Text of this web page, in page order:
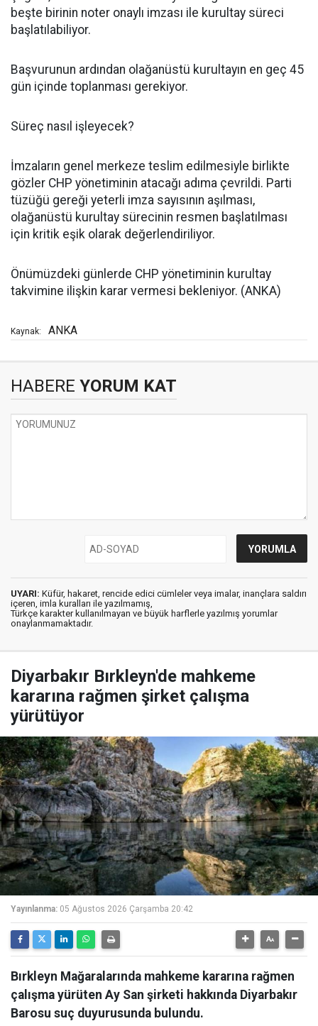
beşte birinin noter onaylı imzası ile kurultay süreci
başlatılabiliyor.
Başvurunun ardından olağanüstü kurultayın en geç 45
gün içinde toplanması gerekiyor.
Süreç nasıl işleyecek?
İmzaların genel merkeze teslim edilmesiyle birlikte
gözler CHP yönetiminin atacağı adıma çevrildi. Parti
tüzüğü gereği yeterli imza sayısının aşılması,
olağanüstü kurultay sürecinin resmen başlatılması
için kritik eşik olarak değerlendiriliyor.
Önümüzdeki günlerde CHP yönetiminin kurultay
takvimine ilişkin karar vermesi bekleniyor. (ANKA)
Kaynak: ANKA
HABERE YORUM KAT
UYARI: Küfür, hakaret, rencide edici cümleler veya imalar, inançlara saldırı
içeren, imla kuralları ile yazılmamış,
Türkçe karakter kullanılmayan ve büyük harflerle yazılmış yorumlar
onaylanmamaktadır.
Diyarbakır Bırkleyn'de mahkeme
kararına rağmen şirket çalışma
yürütüyor
Yayınlanma: 05 Ağustos 2026 Çarşamba 20:42
Bırkleyn Mağaralarında mahkeme kararına rağmen
çalışma yürüten Ay San şirketi hakkında Diyarbakır
Barosu suç duyurusunda bulundu.